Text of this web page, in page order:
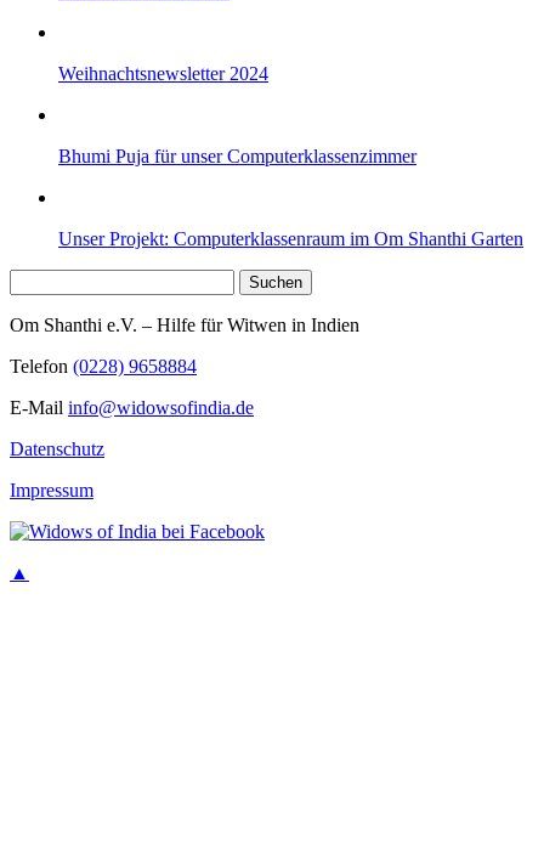
Weihnachtsnewsletter 2024
Bhumi Puja für unser Computerklassenzimmer
Unser Projekt: Computerklassenraum im Om Shanthi Garten
nach:
Om Shanthi e.V. – Hilfe für Witwen in Indien
Telefon (0228) 9658884
E-Mail info@widowsofindia.de
Datenschutz
Impressum
▲